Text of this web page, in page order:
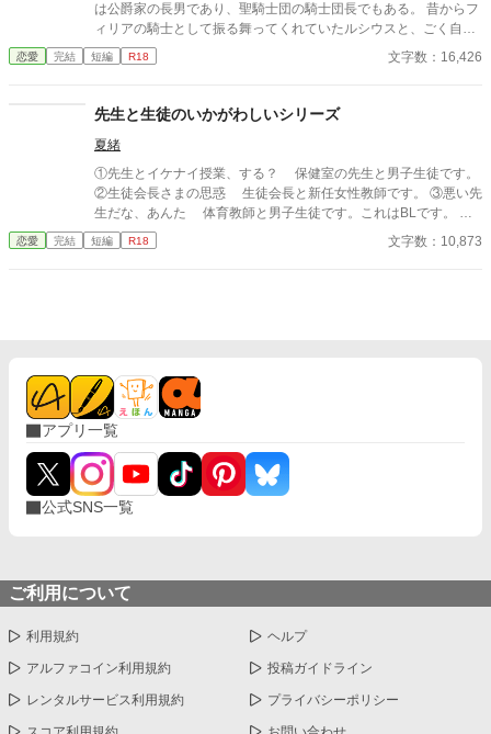
は公爵家の長男であり、聖騎士団の騎士団長でもある。 昔からフ
ィリアの騎士として振る舞ってくれていたルシウスと、ごく自然
に婚約者になっていた。 しかし、ある日の夜会で、「ルシウス様
はわがままな妹と結婚をしなければならず、可哀想」という噂話
ないのだと気づいたフィリアは、ルシウスに告げる。 「私、好き
嘘を──。
恋愛 完結 短編 R18 文字数：16,426
先生と生徒のいかがわしいシリーズ
夏緒
①先生とイケナイ授業、する？ 保健室の先生と男子生徒です。
②生徒会長さまの思惑 生徒会長と新任女性教師です。 ③悪い先
生だな、あんた 体育教師と男子生徒です。これはBLです。 ど
んな理由があろうが学校でいかがわしいことをしてはいけません
よ〜！ これ全部、やったらダメですからねっ！
恋愛 完結 短編 R18 文字数：10,873
アプリ一覧
公式SNS一覧
ご利用について
利用規約 ヘルプ
アルファコイン利用規約 投稿ガイドライン
レンタルサービス利用規約 プライバシーポリシー